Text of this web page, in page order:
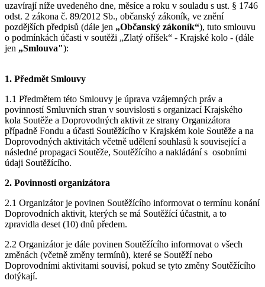
uzavírají níže uvedeného dne, měsíce a roku v souladu s ust. § 1746
odst. 2 zákona č. 89/2012 Sb., občanský zákoník, ve znění
pozdějších předpisů (dále jen „Občanský zákoník“), tuto smlouvu
o podmínkách účasti v soutěži „Zlatý oříšek“ - Krajské kolo - (dále
jen „Smlouva"):
1. Předmět Smlouvy
1.1 Předmětem této Smlouvy je úprava vzájemných práv a
povinností Smluvních stran v souvislosti s organizací Krajského
kola Soutěže a Doprovodných aktivit ze strany Organizátora
případně Fondu a účasti Soutěžícího v Krajském kole Soutěže a na
Doprovodných aktivitách včetně udělení souhlasů k související a
následné propagaci Soutěže, Soutěžícího a nakládání s osobními
údaji Soutěžícího.
2. Povinnosti organizátora
2.1 Organizátor je povinen Soutěžícího informovat o termínu konání
Doprovodních aktivit, kterých se má Soutěžící účastnit, a to
zpravidla deset (10) dnů předem.
2.2 Organizátor je dále povinen Soutěžícího informovat o všech
změnách (včetně změny termínů), které se Soutěží nebo
Doprovodními aktivitami souvisí, pokud se tyto změny Soutěžícího
dotýkají.